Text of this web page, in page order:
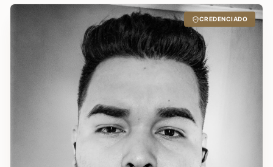
CREDENCIADO